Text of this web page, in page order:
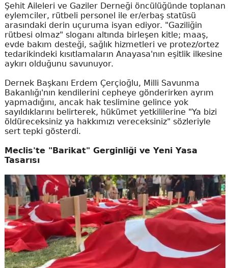
Şehit Aileleri ve Gaziler Derneği öncülüğünde toplanan
eylemciler, rütbeli personel ile er/erbaş statüsü
arasındaki derin uçuruma isyan ediyor. "Gaziliğin
rütbesi olmaz" sloganı altında birleşen kitle; maaş,
evde bakım desteği, sağlık hizmetleri ve protez/ortez
tedarikindeki kısıtlamaların Anayasa'nın eşitlik ilkesine
aykırı olduğunu savunuyor.
Dernek Başkanı Erdem Çerçioğlu, Milli Savunma
Bakanlığı'nın kendilerini cepheye gönderirken ayrım
yapmadığını, ancak hak teslimine gelince yok
sayıldıklarını belirterek, hükümet yetkililerine "Ya bizi
öldüreceksiniz ya hakkımızı vereceksiniz" sözleriyle
sert tepki gösterdi.
Meclis'te "Barikat" Gerginliği ve Yeni Yasa
Tasarısı